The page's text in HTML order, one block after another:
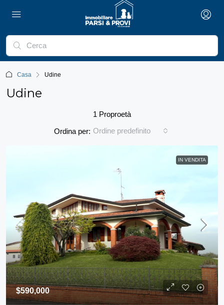
Casa Udine
Udine
1 Proproetà
Ordina per: Ordine predefinito
IN VENDITA
$590,000